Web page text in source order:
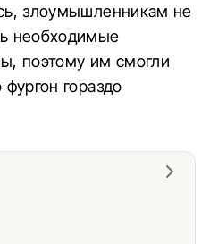
злоумышленникам не
необходимые
поэтому им смогли
гораздо